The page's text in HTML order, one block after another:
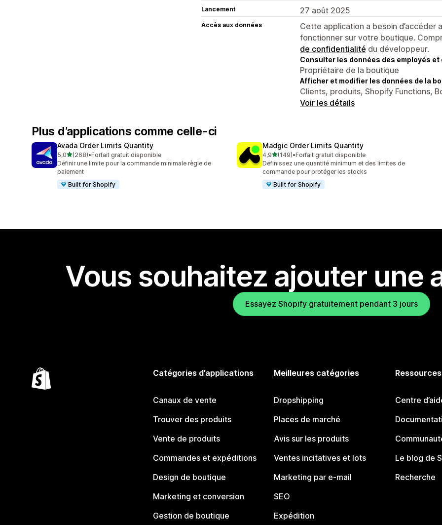
Lancement 27 août 2025
Accès aux données
Cette application a besoin d’accéder
fonctionner sur votre boutique.
de confidentialité du développeur.
Consulter les données des employés
Propriétaire de la boutique
Afficher et modifier les données de la
Clients, produits, Shopify Functions,
Voir les détails
Plus d’applications comme celle-ci
Avada Order Limits Quantity
5,0étoile(s) sur 5
(268)
268 avis au total
•Forfait gratuit disponible
Définir une limite pour la commande minimale règle de
paiement
Built for Shopify
Madgic Order Limits Quantity
4,9étoile(s) sur 5
(149)
149 avis au total
•Forfait gratuit disponible
Définissez une quantité minimum et des limites de
commande pour protéger les stocks
Built for Shopify
Vous souhaitez ajouter une
Essayez Shopify gratuitement pendant 3 jours
Catégories d’applications
Canaux de vente
Trouver des produits
Vente de produits
Commandes et expéditions
Design de boutique
Marketing et conversion
Gestion de boutique
Meilleures catégories
Dropshipping
Places de marché
Avis sur les produits
Ventes incitatives et lots
Marketing par e-mail
SEO
Expédition
Ressources
Centre
Le blog de
Recherche